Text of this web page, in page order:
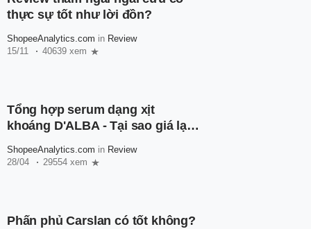
thực sự tốt như lời đồn?
ShopeeAnalytics.com in Review
15/11
40639 xem
Tổng hợp serum dạng xịt
khoáng D'ALBA - Tại sao giá lại
ShopeeAnalytics.com in Review
28/04
29554 xem
Phấn phủ Carslan có tốt không?